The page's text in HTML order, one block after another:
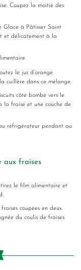
Coupez la moitié des
Glace à Pâtisser Saint
et délicatement à la
le jus d’orange.
cuillère dans ce mélange.
côté bombé vers le
la fraise et une couche de
réfrigérateur pendant au
aux fraises
le film alimentaire et
coupées en deux.
du coulis de fraises